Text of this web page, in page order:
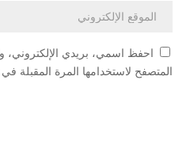
احفظ اسمي، بريدي الإلكتروني،
المتصفح لاستخدامها المرة المقبلة